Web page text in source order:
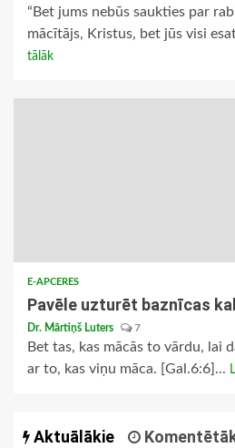
“Bet jums nebūs saukties par
mācītājs, Kristus, bet jūs visi
tālāk
E-APCERES
Pavēle uzturēt baznīcas
Dr. Mārtiņš Luters 7
Bet tas, kas mācās to vārdu, lai
ar to, kas viņu māca. [Gal.6:6]...
Aktuālākie